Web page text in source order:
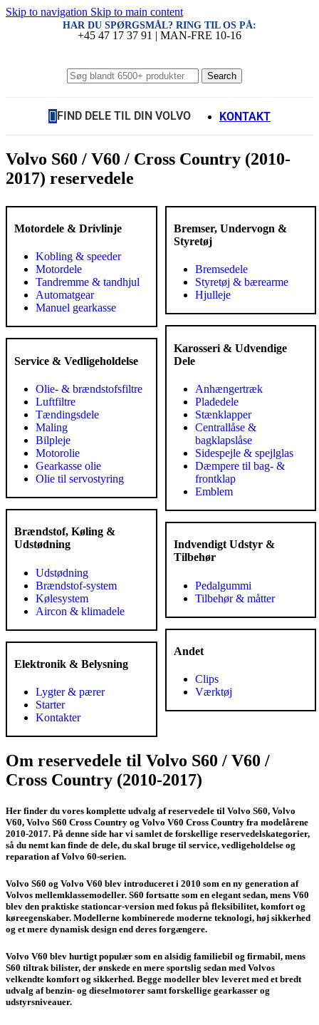
Skip to navigation Skip to main content
HAR DU SPØRGSMÅL? RING TIL OS PÅ:
+45 47 17 37 91 | MAN-FRE 10-16
Search
FIND DELE TIL DIN VOLVO KONTAKT
Volvo S60 / V60 / Cross Country (2010-
2017) reservedele
Motordele & Drivlinje
Kobling & speeder
Motordele
Tandremme & tandhjul
Automatgear
Manuel gearkasse
Service & Vedligeholdelse
Olie- & brændstofsfiltre
Luftfiltre
Tændingsdele
Maling
Bilpleje
Motorolie
Gearkasse olie
Olie til servostyring
Brændstof, Køling &
Udstødning
Udstødning
Brændstof-system
Kølesystem
Aircon & klimadele
Elektronik & Belysning
Lygter & pærer
Starter
Kontakter
Bremser, Undervogn &
Styretøj
Bremsedele
Styretøj & bærearme
Hjulleje
Karosseri & Udvendige
Dele
Anhængertræk
Pladedele
Stænklapper
Centrallåse &
bagklapslåse
Sidespejle & spejlglas
Dæmpere til bag- &
frontklap
Emblem
Indvendigt Udstyr &
Tilbehør
Pedalgummi
Tilbehør & måtter
Andet
Clips
Værktøj
Om reservedele til Volvo S60 / V60 /
Cross Country (2010-2017)
Her finder du vores komplette udvalg af reservedele til Volvo S60, Volvo
V60, Volvo S60 Cross Country og Volvo V60 Cross Country fra modelårene
2010-2017. På denne side har vi samlet de forskellige reservedelskategorier,
så du nemt kan finde de dele, du skal bruge til service, vedligeholdelse og
reparation af Volvo 60-serien.
Volvo S60 og Volvo V60 blev introduceret i 2010 som en ny generation af
Volvos mellemklassemodeller. S60 fortsatte som en elegant sedan, mens V60
blev den praktiske stationcar-version med fokus på fleksibilitet, komfort og
køreegenskaber. Modellerne kombinerede moderne teknologi, høj sikkerhed
og et mere dynamisk design end deres forgængere.
Volvo V60 blev hurtigt populær som en alsidig familiebil og firmabil, mens
S60 tiltrak bilister, der ønskede en mere sportslig sedan med Volvos
velkendte komfort og sikkerhed. Begge modeller blev leveret med et bredt
udvalg af benzin- og dieselmotorer samt forskellige gearkasser og
udstyrsniveauer.